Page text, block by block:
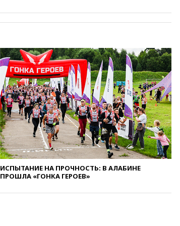
резервуары НПЗ
11:19
МИД России ответил на
критику мэра Хиросимы в
годовщину ядерной
бомбардировки
10:57Оверчук заявил о
сокращении товарооборота
России и Армении на две
трети
10:54Президент ФИФА
сохранить пост
ИСПЫТАНИЕ НА ПРОЧНОСТЬ: В АЛАБИНЕ
ПРОШЛА «ГОНКА ГЕРОЕВ»